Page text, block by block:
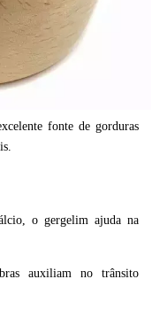
fonte de gorduras
o gergelim ajuda na
auxiliam no trânsito